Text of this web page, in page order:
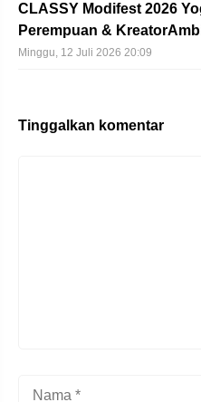
CLASSY Modifest 2026
Perempuan &
Minggu, 12 Juli 2026 20:09
Tinggalkan komentar